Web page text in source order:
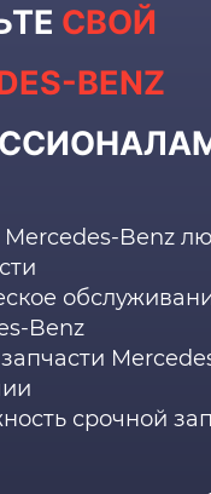
СВОЙ
BENZ
Benz
Benz
срочной